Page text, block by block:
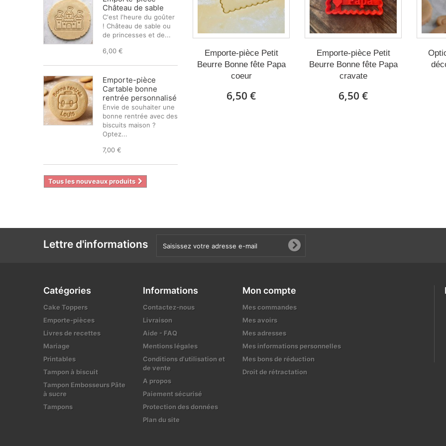
Emporte-pièce Petit
Beurre Bonne fête Papa
coeur
6,50 €
Emporte-pièce Petit
Beurre Bonne fête Papa
cravate
6,50 €
Château de sable
C'est l'heure du goûter
! Château de sable ou
de princesses et de...
6,00 €
Emporte-pièce
Cartable bonne
rentrée personnalisé
Envie de souhaiter une
bonne rentrée avec des
biscuits maison ?
Optez...
7,00 €
Tous les nouveaux produits
Lettre d'informations
Catégories
Cake Toppers
Emporte-pièces
Livres de recettes
Mariage
Printables
Tampon à biscuit
Tampon Embosseurs Pâte
à sucre
Tampons
Informations
Contactez-nous
Livraison
Aide - FAQ
Mentions légales
Conditions d'utilisation et
de vente
A propos
Paiement sécurisé
Protection des données
Plan du site
Mon compte
Mes commandes
Mes avoirs
Mes adresses
Mes informations personnelles
Mes bons de réduction
Droit de rétractation